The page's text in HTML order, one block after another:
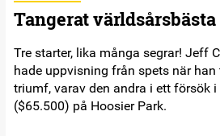
Tangerat
Tre starter, lika många segrar! Jeff
hade uppvisning från spets när han
triumf, varav den andra i ett försök
($65.500) på Hoosier Park.